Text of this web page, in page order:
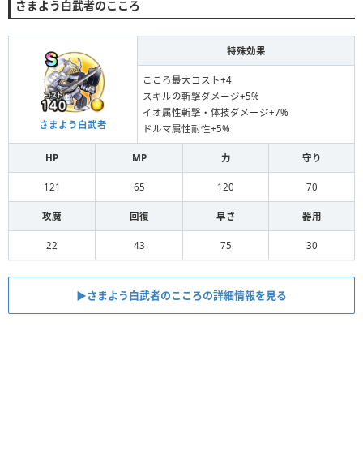
さまよう白武者のこころ
さまよう白武者
特殊効果
こころ最大コスト+4
スキルの斬撃ダメージ+5%
イオ属性斬撃・体技ダメージ+7%
ドルマ属性耐性+5%
HP MP 力 守り
121 65 120 70
攻魔 回復 早さ 器用
22 43 75 30
▶︎さまよう白武者のこころの詳細情報を見る